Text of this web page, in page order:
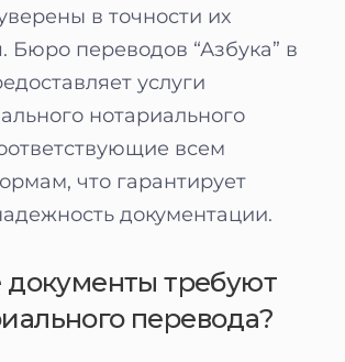
в точности их
Бюро переводов “Азбука” в
услуги
нотариального
всем
что гарантирует
документации.
документы требуют
перевода?